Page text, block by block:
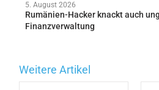
5. August 2026
Rumänien-Hacker knackt auch
Finanzverwaltung
Weitere Artikel